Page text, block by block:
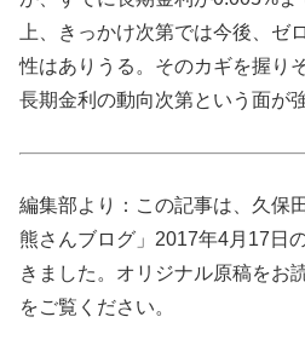
上、きっかけ次第では今後、ゼ
性はありうる。そのカギを握り
長期金利の動向次第という面が
編集部より：この記事は、久保
熊さんブログ」2017年4月17日
きました。オリジナル原稿をお
をご覧ください。